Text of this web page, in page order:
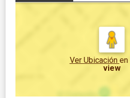
Ver Ubicación en
view